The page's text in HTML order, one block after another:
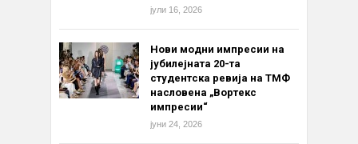
јули 16, 2026
Нови модни импресии на
јубилејната 20-та
студентска ревија на ТМФ
насловена „Вортекс
импресии“
јуни 24, 2026